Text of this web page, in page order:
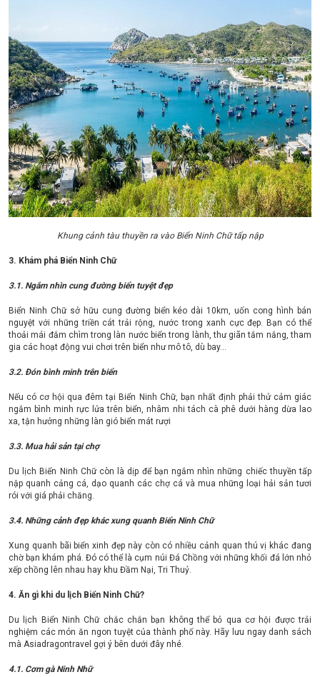
Khung cảnh tàu thuyền ra vào Biển Ninh Chữ tấp nập
3. Khám phá Biển Ninh Chữ
3.1. Ngắm nhìn cung đường biển tuyệt đẹp
Biển Ninh Chữ sở hữu cung đường biển kéo dài 10km, uốn cong hình bán
nguyệt với những triền cát trải rộng, nước trong xanh cực đẹp. Bạn có thể
thoải mái đắm chìm trong làn nước biển trong lành, thư giãn tắm nắng, tham
gia các hoạt động vui chơi trên biển như mô tô, dù bay…
3.2. Đón bình minh trên biển
Nếu có cơ hội qua đêm tại Biển Ninh Chữ, bạn nhất định phải thử cảm giác
ngắm bình minh rực lửa trên biển, nhâm nhi tách cà phê dưới hàng dừa lao
xa, tận hưởng những làn gió biển mát rượi
3.3. Mua hải sản tại chợ
Du lịch Biển Ninh Chữ còn là dịp để bạn ngắm nhìn những chiếc thuyền tấp
nập quanh cảng cá, dạo quanh các chợ cá và mua những loại hải sản tươi
rói với giá phải chăng.
3.4. Những cảnh đẹp khác xung quanh Biển Ninh Chữ
Xung quanh bãi biển xinh đẹp này còn có nhiều cảnh quan thú vị khác đang
chờ bạn khám phá. Đó có thể là cụm núi Đá Chồng với những khối đá lớn nhỏ
xếp chồng lên nhau hay khu Đầm Nại, Tri Thuỷ.
4. Ăn gì khi du lịch Biển Ninh Chữ?
Du lịch Biển Ninh Chữ chắc chắn bạn không thể bỏ qua cơ hội được trải
nghiệm các món ăn ngon tuyệt của thành phố này. Hãy lưu ngay danh sách
mà Asiadragontravel gợi ý bên dưới đây nhé.
4.1. Cơm gà Ninh Nhữ